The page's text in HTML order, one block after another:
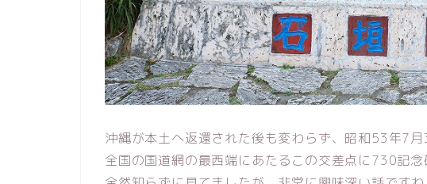
沖縄が本土へ返還された後も変わらず、昭和53年7
全国の国道網の最西端にあたるこの交差点に730記念